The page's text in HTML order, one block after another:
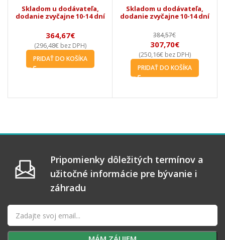
u dodávateľa,
10-14 dní
bez DPH)
DO KOŠÍKA
Skladom u dodávateľa,
dodanie zvyčajne 10-14 dní
250,16
bez DPH)
PRIDAŤ DO KOŠÍKA
Skladom u
dodanie
Pripomienky dôležitých termínov a
užitočné informácie pre bývanie i
záhradu